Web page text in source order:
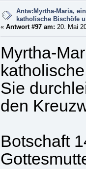
Antw:Myrtha-Maria,
katholische Bischöfe
« Antwort #97 am: 20. Mai
Myrtha-
Sie
den
Botschaft